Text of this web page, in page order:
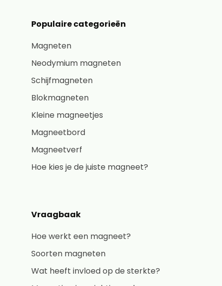
Populaire categorieën
Magneten
Neodymium magneten
Schijfmagneten
Blokmagneten
Kleine magneetjes
Magneetbord
Magneetverf
Hoe kies je de juiste magneet?
Vraagbaak
Hoe werkt een magneet?
Soorten magneten
Wat heeft invloed op de sterkte?